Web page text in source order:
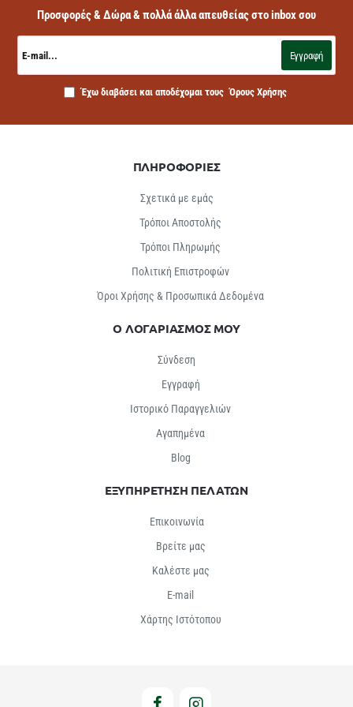
Προσφορές & Δώρα & πολλά άλλα απευθείας στο inbox σου
mail...
Εγγραφή
Έχω διαβάσει και αποδέχομαι τους Όρους Χρήσης
ΠΛΗΡΟΦΟΡΙΕΣ
Σχετικά με εμάς
Τρόποι Αποστολής
Τρόποι Πληρωμής
Πολιτική Επιστροφών
Όροι Χρήσης & Προσωπικά Δεδομένα
Ο ΛΟΓΑΡΙΑΣΜΟΣ ΜΟΥ
Σύνδεση
Εγγραφή
Ιστορικό Παραγγελιών
Αγαπημένα
Βlog
ΕΞΥΠΗΡΕΤΗΣΗ ΠΕΛΑΤΩΝ
Επικοινωνία
Βρείτε μας
Καλέστε μας
E-mail
Χάρτης Ιστότοπου